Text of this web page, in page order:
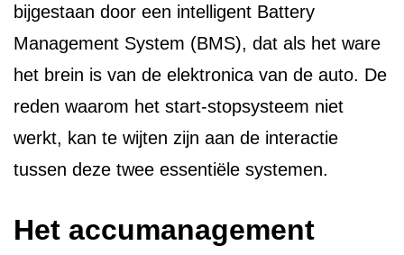
bijgestaan door een intelligent Battery
Management System (BMS), dat als het ware
het brein is van de elektronica van de auto. De
reden waarom het start-stopsysteem niet
werkt, kan te wijten zijn aan de interactie
tussen deze twee essentiële systemen.
Het accumanagement